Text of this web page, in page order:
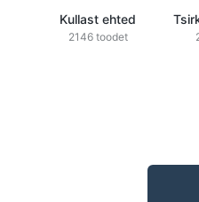
Kullast ehted
2146 toodet